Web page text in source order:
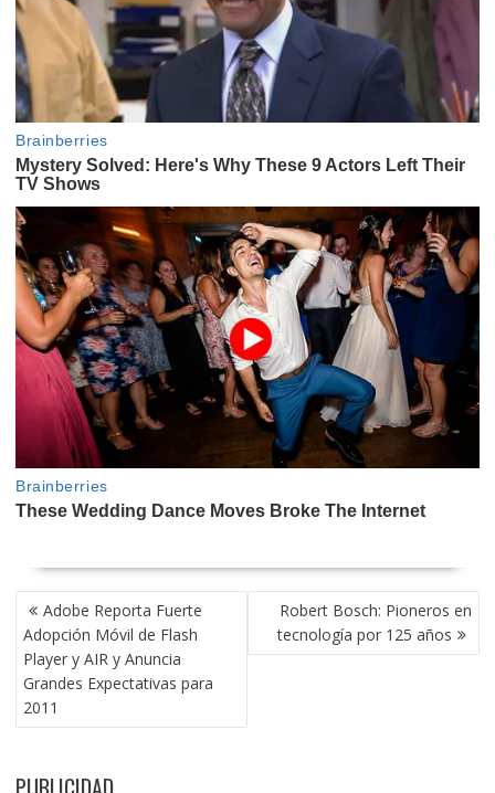
NAVEGACIÓN
DE
ENTRADAS
Adobe Reporta Fuerte
Adopción Móvil de Flash
Player y AIR y Anuncia
Grandes Expectativas para
2011
Robert Bosch: Pioneros en
tecnología por 125 años